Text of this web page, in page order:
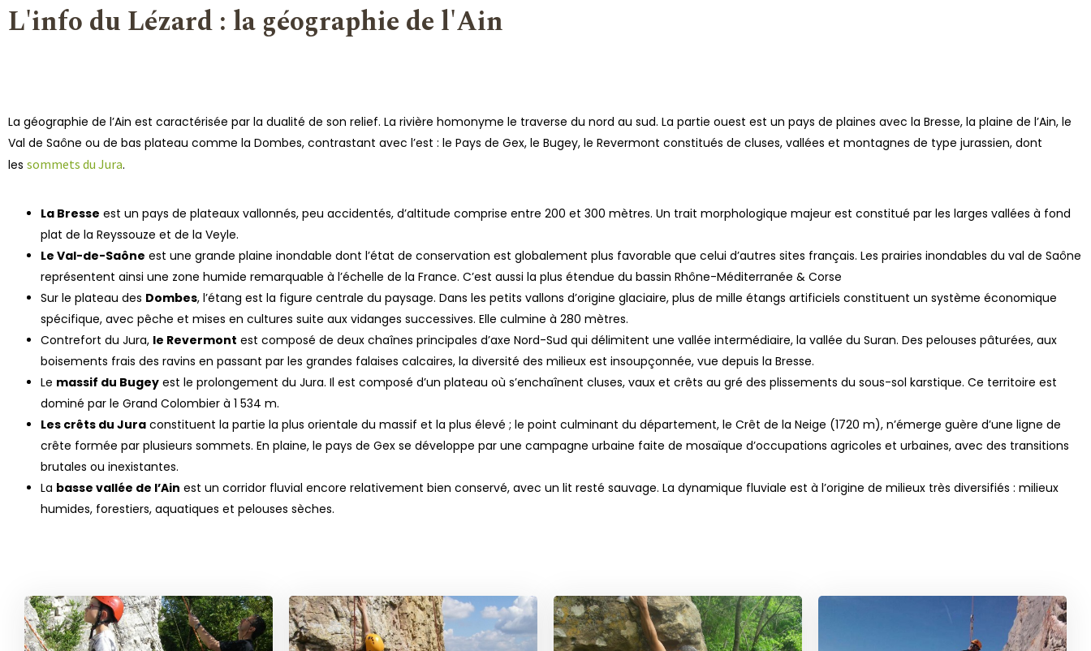
L'info du Lézard : la géographie de l'Ain
La géographie de l’Ain est caractérisée par la dualité de son relief. La rivière homonyme le traverse du nord au sud. La partie ouest est un pays de plaines avec la Bresse, la plaine de l’Ain, le
Val de Saône ou de bas plateau comme la Dombes, contrastant avec l’est : le Pays de Gex, le Bugey, le Revermont constitués de cluses, vallées et montagnes de type jurassien, dont
les sommets du Jura.
La Bresse est un pays de plateaux vallonnés, peu accidentés, d’altitude comprise entre 200 et 300 mètres. Un trait morphologique majeur est constitué par les larges vallées à fond
plat de la Reyssouze et de la Veyle.
Le Val-de-Saône est une grande plaine inondable dont l’état de conservation est globalement plus favorable que celui d’autres sites français. Les prairies inondables du val de Saône
représentent ainsi une zone humide remarquable à l’échelle de la France. C’est aussi la plus étendue du bassin Rhône-Méditerranée & Corse
Sur le plateau des Dombes, l’étang est la figure centrale du paysage. Dans les petits vallons d’origine glaciaire, plus de mille étangs artificiels constituent un système économique
spécifique, avec pêche et mises en cultures suite aux vidanges successives. Elle culmine à 280 mètres.
Contrefort du Jura, le Revermont est composé de deux chaînes principales d’axe Nord-Sud qui délimitent une vallée intermédiaire, la vallée du Suran. Des pelouses pâturées, aux
boisements frais des ravins en passant par les grandes falaises calcaires, la diversité des milieux est insoupçonnée, vue depuis la Bresse.
Le massif du Bugey est le prolongement du Jura. Il est composé d’un plateau où s’enchaînent cluses, vaux et crêts au gré des plissements du sous-sol karstique. Ce territoire est
dominé par le Grand Colombier à 1 534 m.
Les crêts du Jura constituent la partie la plus orientale du massif et la plus élevé ; le point culminant du département, le Crêt de la Neige (1720 m), n’émerge guère d’une ligne de
crête formée par plusieurs sommets. En plaine, le pays de Gex se développe par une campagne urbaine faite de mosaïque d’occupations agricoles et urbaines, avec des transitions
brutales ou inexistantes.
La basse vallée de l’Ain est un corridor fluvial encore relativement bien conservé, avec un lit resté sauvage. La dynamique fluviale est à l’origine de milieux très diversifiés : milieux
humides, forestiers, aquatiques et pelouses sèches.